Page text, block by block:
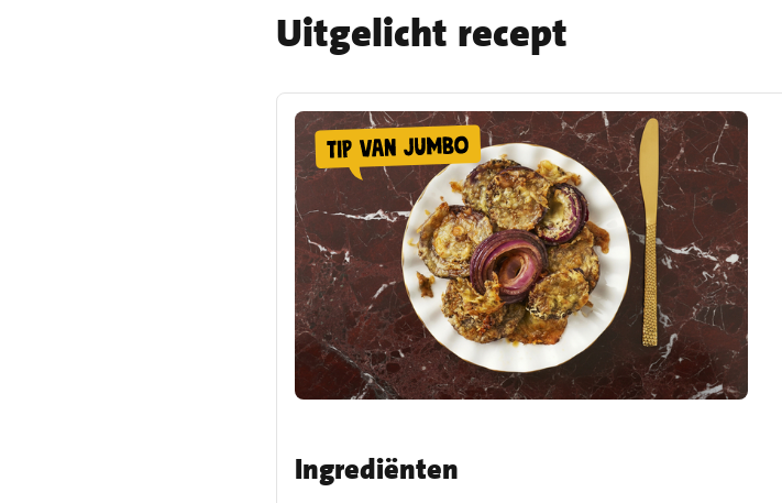
Uitgelicht recept
Ingrediënten